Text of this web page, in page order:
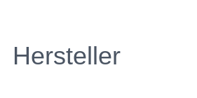
Hersteller